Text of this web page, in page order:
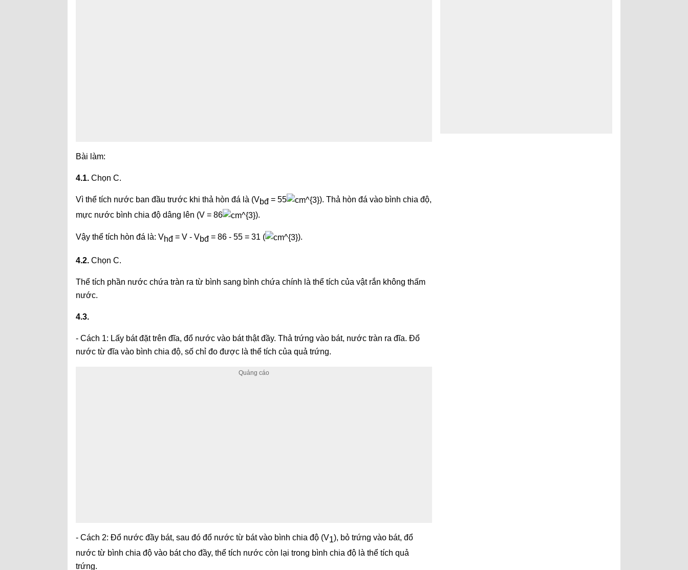
Bài làm:
4.1. Chọn C.
Vì thể tích nước ban đầu trước khi thả hòn đá là (Vbđ = 55
). Thả hòn đá vào bình chia độ,
mực nước bình chia độ dâng lên (V = 86
).
Vậy thể tích hòn đá là: Vhđ = V - Vbđ = 86 - 55 = 31 ( ).
4.2. Chọn C.
Thể tích phần nước chứa tràn ra từ bình sang bình chứa chính là thể tích của vật rắn không thấm
nước.
4.3.
- Cách 1: Lấy bát đặt trên đĩa, đổ nước vào bát thật đầy. Thả trứng vào bát, nước tràn ra đĩa. Đổ
nước từ đĩa vào bình chia độ, số chỉ đo được là thể tích của quả trứng.
- Cách 2: Đổ nước đầy bát, sau đó đổ nước từ bát vào bình chia độ (V1), bỏ trứng vào bát, đổ
nước từ bình chia độ vào bát cho đầy, thể tích nước còn lại trong bình chia độ là thể tích quả
trứng.